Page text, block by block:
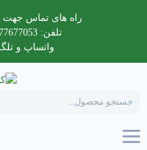
راه های تماس جهت
تلفن: 77677053-021 91691058-021
واتساپ و تلگرام:
search